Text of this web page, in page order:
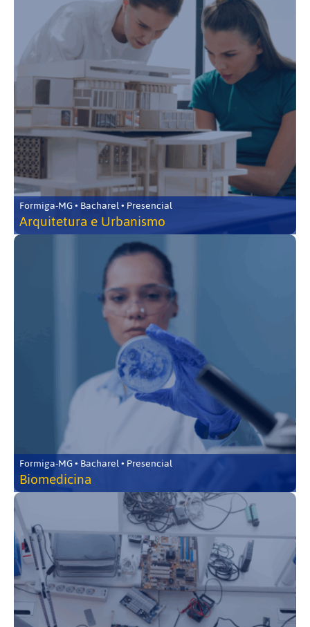
Formiga-MG • Bacharel • Presencial
Arquitetura e Urbanismo
Formiga-MG • Bacharel • Presencial
Biomedicina